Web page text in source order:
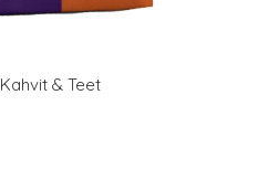
Kahvit & Teet